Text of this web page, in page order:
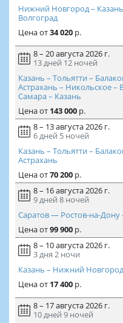
Нижний Новгород –
Волгоград
Ценаот34 020р.
8 – 20 августа 2026 г.
13 дней 12 ночей
Казань – Тольятти –
Астрахань – Никольское –
Самара – Казань
Ценаот 143 000р.
8 – 13 августа 2026 г.
6 дней 5 ночей
Казань – Тольятти –
Астрахань
Ценаот70 200р.
8 – 16 августа 2026 г.
9 дней 8 ночей
Саратов — Ростов-на-
Ценаот99 900р.
8 – 10 августа 2026 г.
3 дня 2 ночи
Казань – Нижний
Ценаот 17 400р.
8 – 17 августа 2026 г.
10 дней 9 ночей